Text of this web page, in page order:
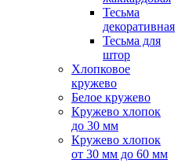
Тесьма
декоративная
Тесьма для
штор
Хлопковое
кружево
Белое кружево
Кружево хлопок
до 30 мм
Кружево хлопок
от 30 мм до 60 мм